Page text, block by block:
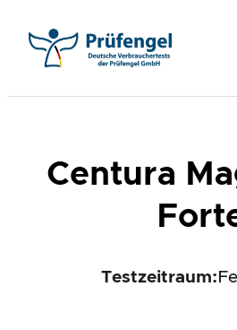
Inhalt
springen
Centura
Testzeitraum: